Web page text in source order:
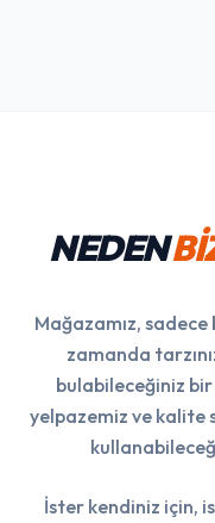
NEDEN
Mağazamız,
zamanda
bulabileceğiniz
yelpazemiz ve kalite
İster kendiniz için,